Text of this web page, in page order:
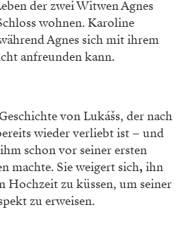
der zwei Witwen Agnes
wohnen. Karoline
Agnes sich mit ihrem
anfreunden kann.
von Lukášs, der nach
wieder verliebt ist – und
schon vor seiner ersten
machte. Sie weigert sich, ihn
Hochzeit zu küssen, um seiner
zu erweisen.